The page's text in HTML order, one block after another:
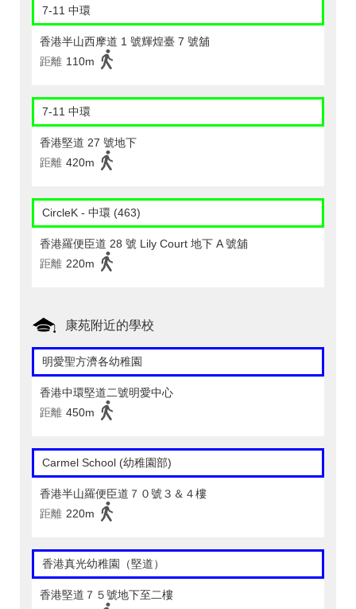
7-11 中環
香港半山西摩道 1 號輝煌臺 7 號舖
距離 110m
7-11 中環
香港堅道 27 號地下
距離 420m
CircleK - 中環 (463)
香港羅便臣道 28 號 Lily Court 地下 A 號舖
距離 220m
康苑附近的學校
明愛聖方濟各幼稚園
香港中環堅道二號明愛中心
距離 450m
Carmel School (幼稚園部)
香港半山羅便臣道７０號３＆４樓
距離 220m
香港真光幼稚園（堅道）
香港堅道７５號地下至二樓